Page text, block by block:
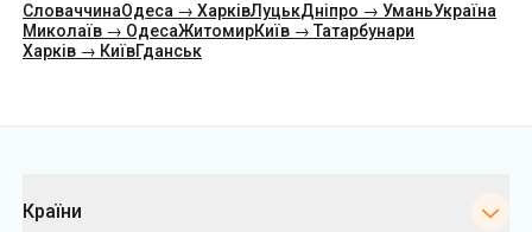
СловаччинаОдеса → ХарківЛуцькДніпро → УманьУкраїна
Миколаїв → ОдесаЖитомирКиїв → Татарбунари
Харків → КиївГданськ
Країни